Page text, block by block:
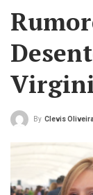
By Clevis